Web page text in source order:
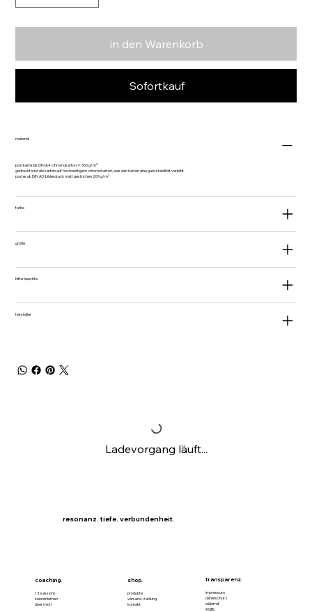
in den Warenkorb
Sofortkauf
material
postkarte bis DIN A4: chromokarton // 300 g/m²
gedruckt sind die karten auf hochwertigem chromokarton, was den karten eine gute stabilität verleiht.
poster ab DIN A3: bilderdruck matt gestrichen 200 g/m²
farbe
größe
bitte beachte
hersteller
Ladevorgang läuft...
resonanz. tiefe. verbundenheit.
coaching.
1:1 sessions
kennenlernen
über mich
shop.
produkte
versand. zahlung.
kontakt
transparenz.
impressum
datenschutz
widerruf
AGBs